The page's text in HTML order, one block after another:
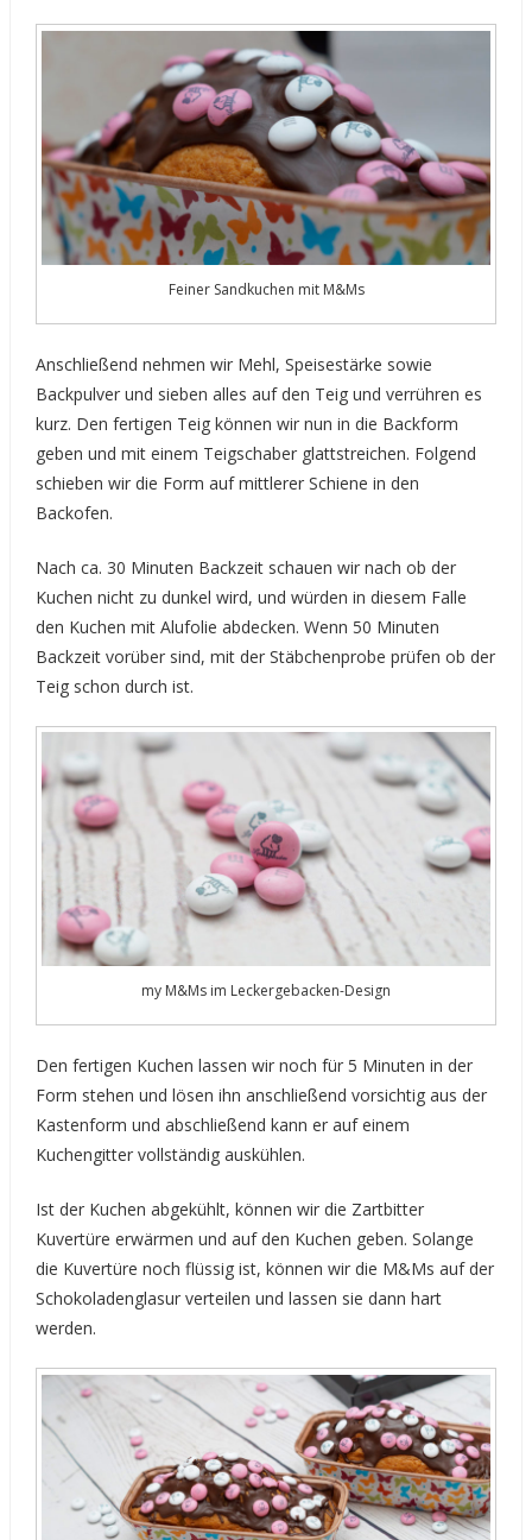
Feiner Sandkuchen mit M&Ms
Anschließend nehmen wir Mehl, Speisestärke sowie
Backpulver und sieben alles auf den Teig und verrühren es
kurz. Den fertigen Teig können wir nun in die Backform
geben und mit einem Teigschaber glattstreichen. Folgend
schieben wir die Form auf mittlerer Schiene in den
Backofen.
Nach ca. 30 Minuten Backzeit schauen wir nach ob der
Kuchen nicht zu dunkel wird, und würden in diesem Falle
den Kuchen mit Alufolie abdecken. Wenn 50 Minuten
Backzeit vorüber sind, mit der Stäbchenprobe prüfen ob der
Teig schon durch ist.
my M&Ms im Leckergebacken-Design
Den fertigen Kuchen lassen wir noch für 5 Minuten in der
Form stehen und lösen ihn anschließend vorsichtig aus der
Kastenform und abschließend kann er auf einem
Kuchengitter vollständig auskühlen.
Ist der Kuchen abgekühlt, können wir die Zartbitter
Kuvertüre erwärmen und auf den Kuchen geben. Solange
die Kuvertüre noch flüssig ist, können wir die M&Ms auf der
Schokoladenglasur verteilen und lassen sie dann hart
werden.